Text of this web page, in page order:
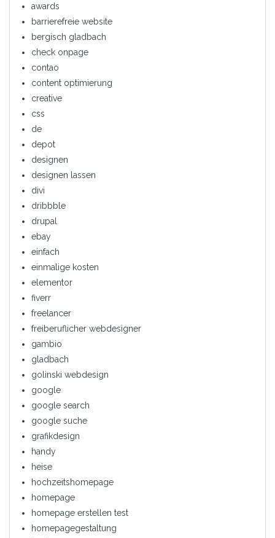
awards
barrierefreie website
bergisch gladbach
check onpage
contao
content optimierung
creative
css
de
depot
designen
designen lassen
divi
dribbble
drupal
ebay
einfach
einmalige kosten
elementor
fiverr
freelancer
freiberuflicher webdesigner
gambio
gladbach
golinski webdesign
google
google search
google suche
grafikdesign
handy
heise
hochzeitshomepage
homepage
homepage erstellen test
homepagegestaltung